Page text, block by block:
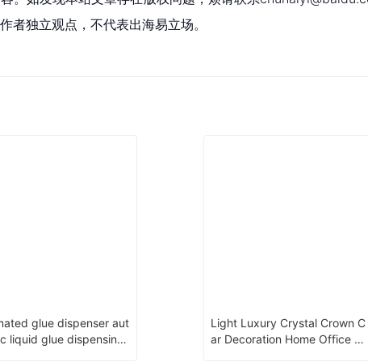
者独立观点，不代表出海易立场。
glue dispenser aut
liquid glue dispensing
Light Luxury Crystal Crown C
ar Decoration Home Office Air